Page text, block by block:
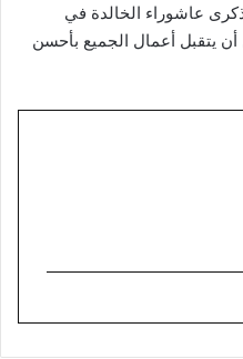
ذكرى عاشوراء الخالدة في
أن يتقبل أعمال الجميع بأحسن